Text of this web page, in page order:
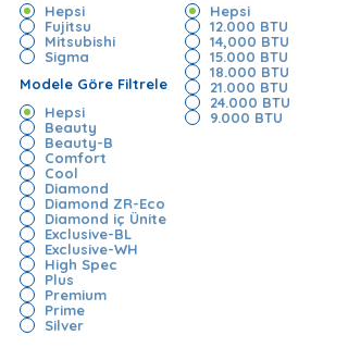
Hepsi
Fujitsu
Mitsubishi
Sigma
Modele Göre Filtrele
Hepsi
Beauty
Beauty-B
Comfort
Cool
Diamond
Diamond ZR-Eco
Diamond iç Ünite
Exclusive-BL
Exclusive-WH
High Spec
Plus
Premium
Prime
Silver
Hepsi
12.000 BTU
14,000 BTU
15.000 BTU
18.000 BTU
21.000 BTU
24.000 BTU
9.000 BTU